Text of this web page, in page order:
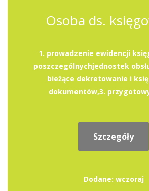
Osoba ds.
1. prowadzenie ewidencji
poszczególnychjednostek
bieżące dekretowanie i
dokumentów,3.
Szczegóły
Dodane: wczoraj